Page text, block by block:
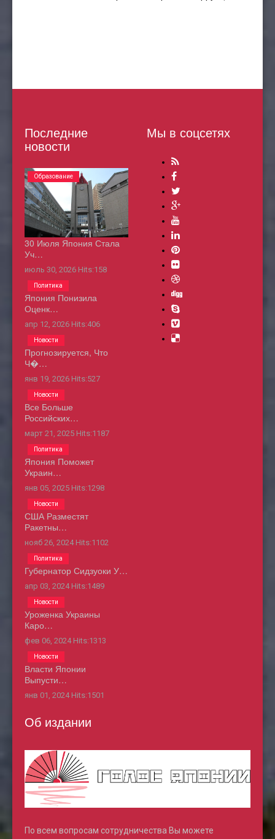
Последние
новости
30 Июля Япония Стала
Уч…
июль 30, 2026 Hits:158
Образование
Япония Понизила
Оценк…
апр 12, 2026 Hits:406
Политика
Прогнозируется, Что
Ч�…
янв 19, 2026 Hits:527
Новости
Все Больше
Российских…
март 21, 2025 Hits:1187
Новости
Япония Поможет
Украин…
янв 05, 2025 Hits:1298
Политика
США Разместят
Ракетны…
нояб 26, 2024 Hits:1102
Новости
Губернатор Сидзуоки У…
апр 03, 2024 Hits:1489
Политика
Уроженка Украины
Каро…
фев 06, 2024 Hits:1313
Новости
Власти Японии
Выпусти…
янв 01, 2024 Hits:1501
Новости
Мы в соцсетях
Об издании
По всем вопросам сотрудничества Вы можете